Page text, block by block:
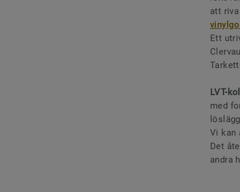
att
Ett
LVT-
med
Vi kan
Det
andra